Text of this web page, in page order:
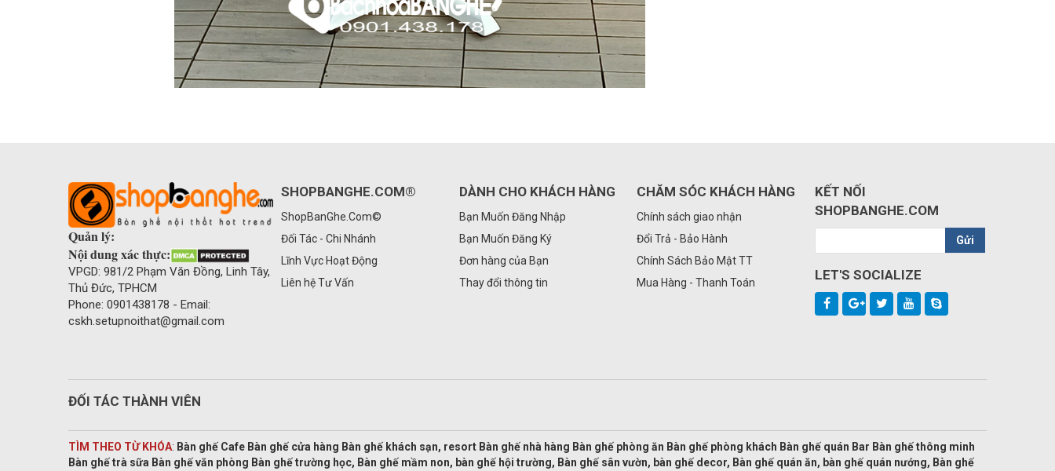
Quản lý:
Nội dung xác thực:
VPGD: 981/2 Phạm Văn Đồng, Linh Tây,
Thủ Đức, TPHCM
Phone: 0901438178 - Email:
cskh.setupnoithat@gmail.com
SHOPBANGHE.COM®
ShopBanGhe.Com©
Đối Tác - Chi Nhánh
Lĩnh Vực Hoạt Động
Liên hệ Tư Vấn
DÀNH CHO KHÁCH HÀNG
Bạn Muốn Đăng Nhập
Bạn Muốn Đăng Ký
Đơn hàng của Bạn
Thay đổi thông tin
CHĂM SÓC KHÁCH HÀNG
Chính sách giao nhận
Đổi Trả - Bảo Hành
Chính Sách Bảo Mật TT
Mua Hàng - Thanh Toán
KẾT NỐI
SHOPBANGHE.COM
Gửi
LET'S SOCIALIZE
ĐỐI TÁC THÀNH VIÊN
TÌM THEO TỪ KHÓA: Bàn ghế Cafe Bàn ghế cửa hàng Bàn ghế khách sạn, resort Bàn ghế nhà hàng Bàn ghế phòng ăn Bàn ghế phòng khách Bàn ghế quán Bar Bàn ghế thông minh
Bàn ghế trà sữa Bàn ghế văn phòng Bàn ghế trường học, Bàn ghế mầm non, bàn ghế hội trường, Bàn ghế sân vườn, bàn ghế decor, Bàn ghế quán ăn, bàn ghế quán nướng, Bàn ghế